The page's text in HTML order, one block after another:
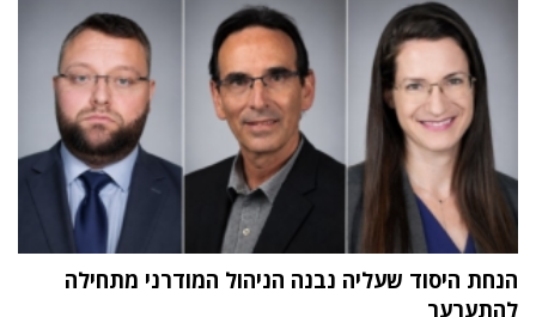
הנחת היסוד שעליה נבנה הניהול המודרני מתחילה
להתערער